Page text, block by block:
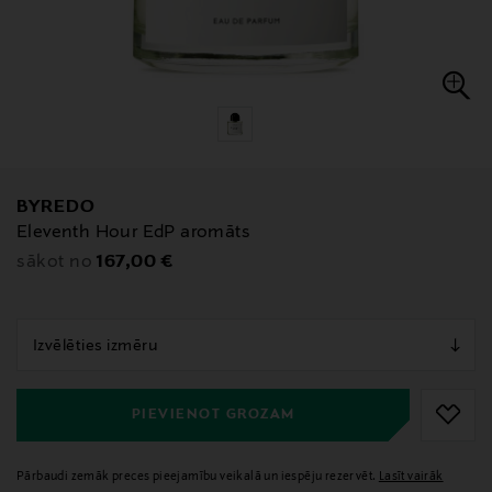
BYREDO
Eleventh Hour EdP aromāts
sākot no Original Price
167,00 €
PIEVIENOT GROZAM
Pārbaudi zemāk preces pieejamību veikalā un iespēju rezervēt. Lasīt vairāk